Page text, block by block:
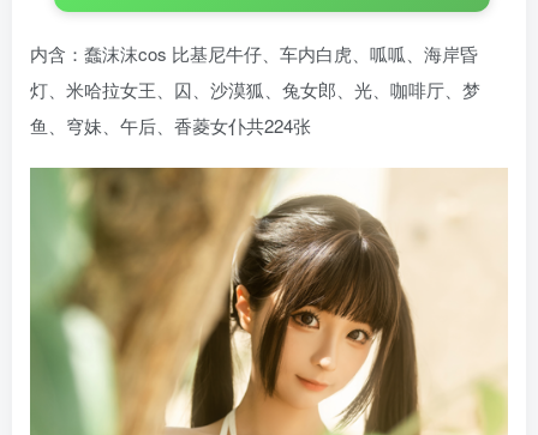
内含：蠢沫沫cos 比基尼牛仔、车内白虎、呱呱、海岸昏
灯、米哈拉女王、囚、沙漠狐、兔女郎、光、咖啡厅、梦
鱼、穹妹、午后、香菱女仆共224张